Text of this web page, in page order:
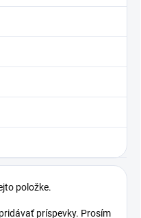
položke.
príspevky. Prosím